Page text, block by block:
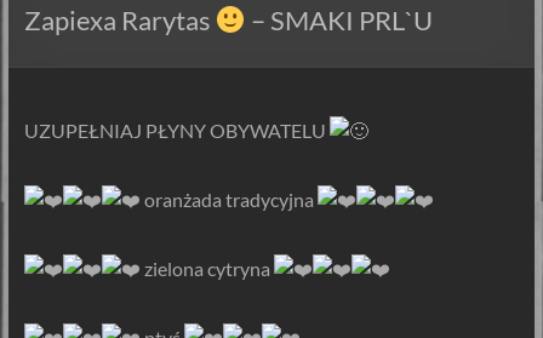
SMAK
PRL`U
ORYGINALNE!
Zapiekanki
są
Zapiexa Rarytas
– SMAKI PRL`U
UZUPEŁNIAJ PŁYNY OBYWATELU
️ oranżada tradycyjna
️ zielona cytryna